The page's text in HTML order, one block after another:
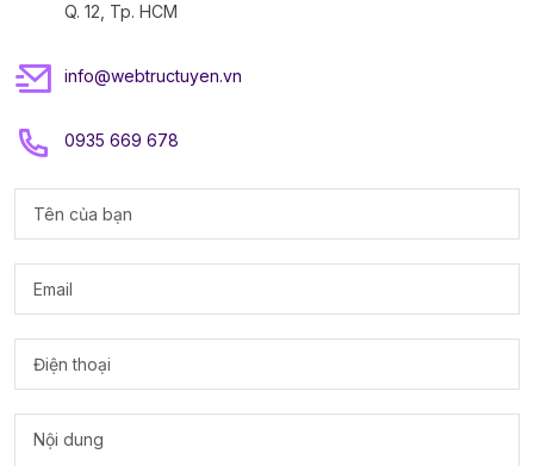
Q. 12, Tp. HCM
info@webtructuyen.vn
0935 669 678